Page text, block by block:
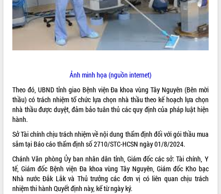
VIDEO
Ảnh minh họa (nguồn internet)
Theo đó, UBND tỉnh giao Bệnh viện Đa khoa vùng Tây Nguyên (Bên mời
thầu) có trách nhiệm tổ chức lựa chọn nhà thầu theo kế hoạch lựa chọn
nhà thầu được duyệt, đảm bảo tuân thủ các quy định của pháp luật hiện
hành.
Sở Tài chính chịu trách nhiệm về nội dung thẩm định đối với gói thầu mua
sắm tại Báo cáo thẩm định số 2710/STC-HCSN ngày 01/8/2024.
Chánh Văn phòng Ủy ban nhân dân tỉnh, Giám đốc các sở: Tài chính, Y
tế, Giám đốc Bệnh viện Đa khoa vùng Tây Nguyên, Giám đốc Kho bạc
Nhà nước Đắk Lắk và Thủ trưởng các đơn vị có liên quan chịu trách
nhiệm thi hành Quyết định này, kể từ ngày ký.